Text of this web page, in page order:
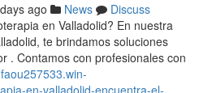
ago News
Discuss
en Valladolid? En nuestra
te brindamos soluciones
. Contamos con profesionales con
en-valladolid-encuentra-el-